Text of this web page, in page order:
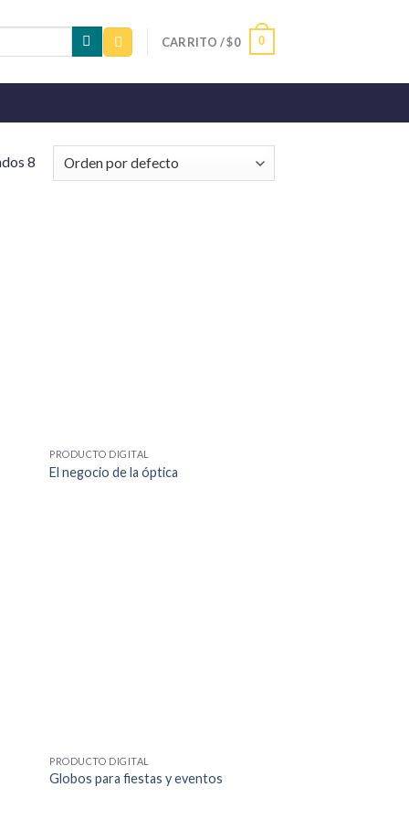
CARRITO /$0 0
8
PRODUCTO DIGITAL
El negocio de la óptica
PRODUCTO DIGITAL
Globos para fiestas y eventos